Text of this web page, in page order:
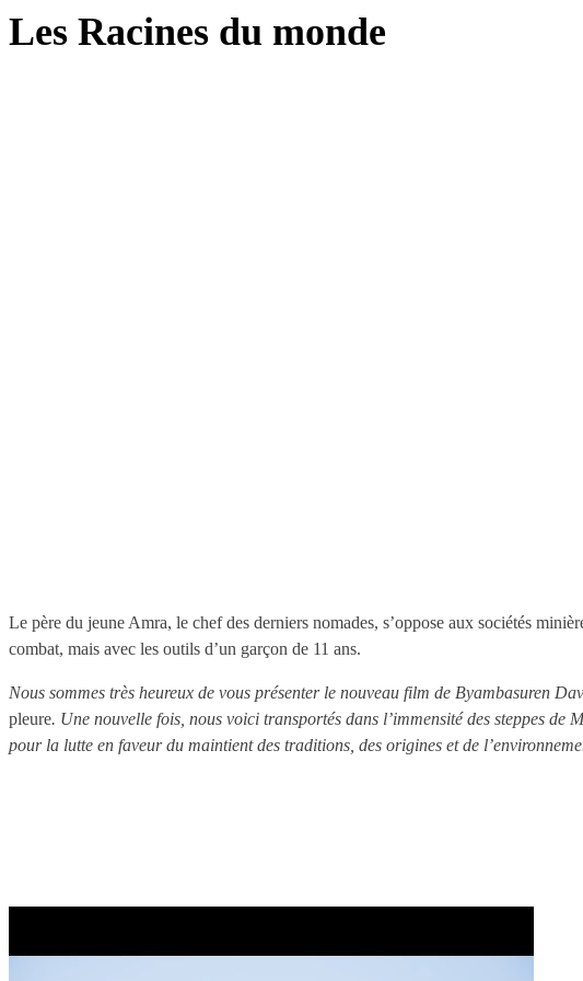
Les Racines du monde
Le père du jeune Amra, le chef des derniers nomades, s’oppose aux sociétés
combat, mais avec les outils d’un garçon de 11 ans.
Nous sommes très heureux de vous présenter le nouveau film de Byambasuren
pleure. Une nouvelle fois, nous voici transportés dans l’immensité des steppes
pour la lutte en faveur du maintient des traditions, des origines et de